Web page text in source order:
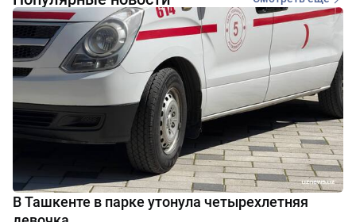
В Ташкенте в парке утонула четырехлетняя